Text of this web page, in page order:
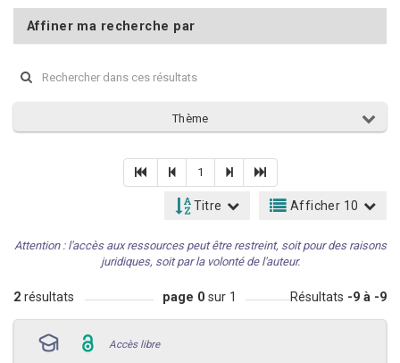
Affiner ma recherche par
Thème
1
Titre Afficher 10
Attention : l'accès aux ressources peut être restreint, soit pour des raisons
juridiques, soit par la volonté de l'auteur.
2 résultats page 0 sur 1 Résultats -9 à -9
Accès libre